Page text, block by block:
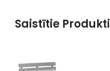
Saistītie Produkti